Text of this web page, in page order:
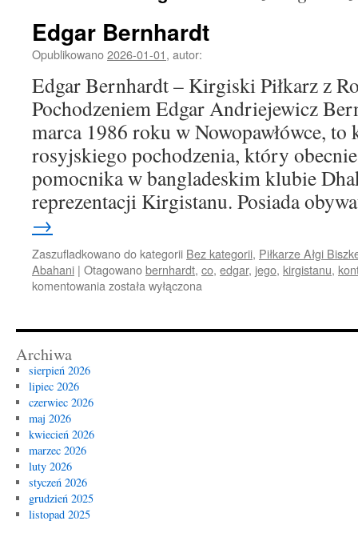
Edgar Bernhardt
Opublikowano2026-01-01, autor:
Edgar Bernhardt – Kirgiski Piłkarz z
Pochodzeniem Edgar Andriejewicz
marca 1986 roku w Nowopawłówce,
rosyjskiego pochodzenia, który
pomocnika w bangladeskim klubie
reprezentacji Kirgistanu. Posiada
→
Zaszufladkowano do kategorii Bez kategorii, Piłkarze Ałgi
Abahani | Otagowanobernhardt, co, edgar, jego, kirgistanu,
komentowania Edgar
została wyłączona
Archiwa
sierpień 2026
lipiec 2026
czerwiec 2026
maj 2026
kwiecień 2026
marzec 2026
luty 2026
styczeń 2026
grudzień 2025
listopad 2025